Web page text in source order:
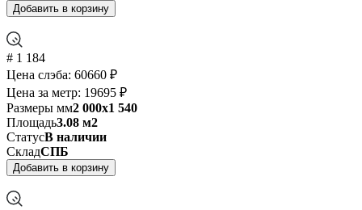
Добавить в корзину
# 1 184
Цена слэба: 60660 ₽
Цена за метр: 19695 ₽
Размеры мм2 000x1 540
Площадь3.08 м2
СтатусВ наличии
СкладСПБ
Добавить в корзину